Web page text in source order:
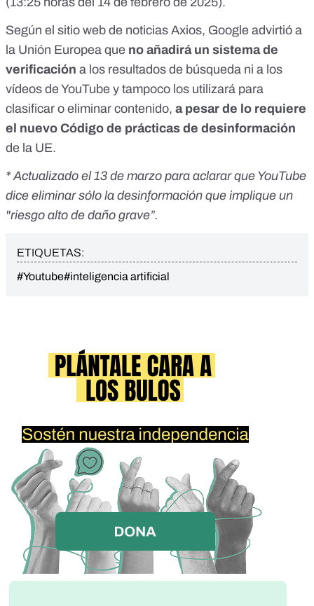
Según el sitio web de noticias Axios, Google advirtió a
la Unión Europea que no añadirá un sistema de
verificación a los resultados de búsqueda ni a los
vídeos de YouTube y tampoco los utilizará para
clasificar o eliminar contenido, a pesar de lo requiere
el nuevo Código de prácticas de desinformación
de la UE.
* Actualizado el 13 de marzo para aclarar que YouTube
dice eliminar sólo la desinformación que implique un
"riesgo alto de daño grave”.
ETIQUETAS:
#Youtube#inteligencia artificial